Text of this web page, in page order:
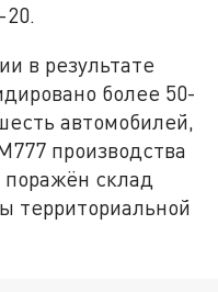
в результате
более 50-
автомобилей,
производства
склад
территориальной